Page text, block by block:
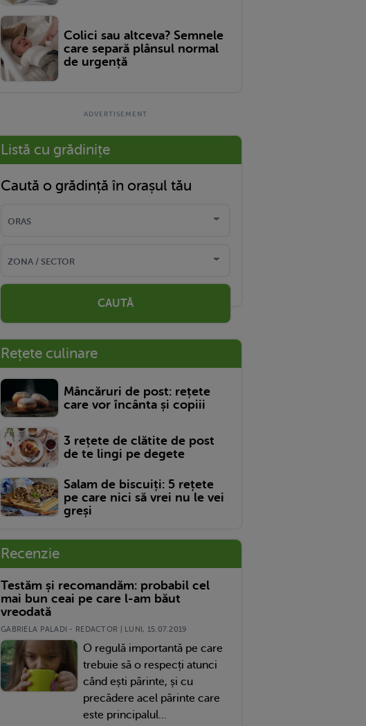
Colici sau altceva? Semnele
care separă plânsul normal
de urgență
Listă cu grădinițe
Caută o grădință în orașul tău
CAUTĂ
Rețete culinare
Mâncăruri de post: rețete
care vor încânta și copiii
3 rețete de clătite de post
de te lingi pe degete
Salam de biscuiți: 5 rețete
pe care nici să vrei nu le vei
greși
Recenzie
Testăm și recomandăm: probabil cel
mai bun ceai pe care l-am băut
vreodată
GABRIELA PALADI - REDACTOR | LUNI, 15.07.2019
O regulă importantă pe care
trebuie să o respecți atunci
când ești părinte, și cu
precădere acel părinte care
este principalul...